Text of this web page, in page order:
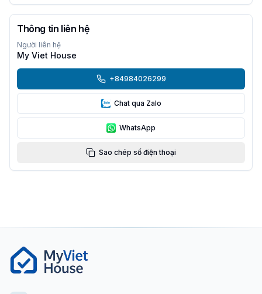
Thông tin liên hệ
Người liên hệ
My Viet House
+84984026299
Chat qua Zalo
WhatsApp
Sao chép số điện thoại